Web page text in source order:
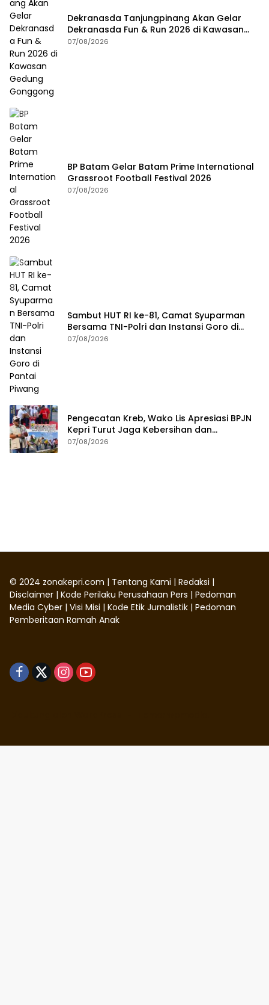
Dekranasda Tanjungpinang Akan Gelar
Dekranasda Fun & Run 2026 di Kawasan
Gedung Gonggong
07/08/2026
BP Batam Gelar Batam Prime International
Grassroot Football Festival 2026
07/08/2026
Sambut HUT RI ke-81, Camat Syuparman
Bersama TNI-Polri dan Instansi Goro di
Pantai Piwang
07/08/2026
Pengecatan Kreb, Wako Lis Apresiasi BPJN
Kepri Turut Jaga Kebersihan dan
Keindahan Ruas Jalan
07/08/2026
© 2024 zonakepri.com | Tentang Kami | Redaksi |
Disclaimer | Kode Perilaku Perusahaan Pers | Pedoman
Media Cyber | Visi Misi | Kode Etik Jurnalistik | Pedoman
Pemberitaan Ramah Anak